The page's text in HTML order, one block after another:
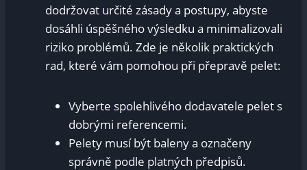
dodržovat určité zásady a postupy, abyste
dosáhli úspěšného výsledku a minimalizovali
riziko problémů. Zde je několik praktických
rad, které vám pomohou při přepravě pelet:
Vyberte spolehlivého dodavatele pelet s
dobrými referencemi.
Pelety musí být baleny a označeny
správně podle platných předpisů.